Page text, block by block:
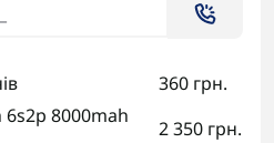
360 грн.
8000mah
2 350 грн.